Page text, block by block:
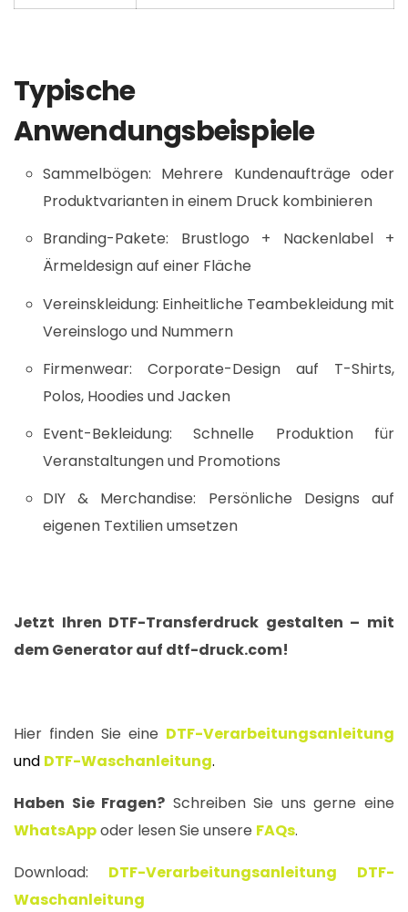
Typische
Anwendungsbeispiele
Sammelbögen: Mehrere Kundenaufträge oder
Produktvarianten in einem Druck kombinieren
Branding-Pakete: Brustlogo + Nackenlabel +
Ärmeldesign auf einer Fläche
Vereinskleidung: Einheitliche Teambekleidung mit
Vereinslogo und Nummern
Firmenwear: Corporate-Design auf T-Shirts,
Polos, Hoodies und Jacken
Event-Bekleidung: Schnelle Produktion für
Veranstaltungen und Promotions
DIY & Merchandise: Persönliche Designs auf
eigenen Textilien umsetzen
Jetzt Ihren DTF-Transferdruck gestalten – mit
dem Generator auf dtf-druck.com!
Hier finden Sie eine DTF-Verarbeitungsanleitung
und DTF-Waschanleitung.
Haben Sie Fragen? Schreiben Sie uns gerne eine
WhatsAppoder lesen Sie unsere FAQs.
Download:
DTF-Verarbeitungsanleitung
DTF-
Waschanleitung